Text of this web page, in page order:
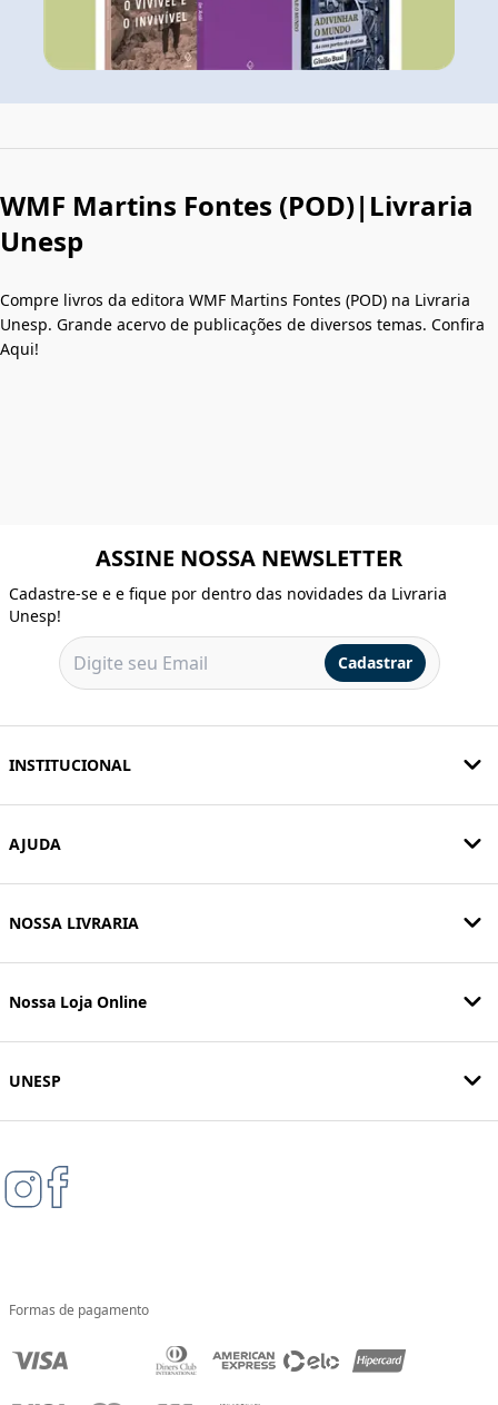
WMF Martins Fontes (POD)|Livraria
Unesp
Compre livros da editora WMF Martins Fontes (POD) na Livraria
Unesp. Grande acervo de publicações de diversos temas. Confira
Aqui!
ASSINE NOSSA NEWSLETTER
Cadastre-se e e fique por dentro das novidades da Livraria
Unesp!
Cadastrar
INSTITUCIONAL
AJUDA
NOSSA LIVRARIA
Nossa Loja Online
UNESP
Formas de pagamento